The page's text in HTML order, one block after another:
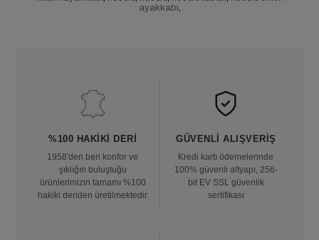
ayakkabı
%100 HAKIKI DERI
1958'den beri konfor ve
şıklığın buluştuğu
ürünlerimizin tamamı %100
hakiki deriden üretilmektedir
GÜVENLI ALIŞVERIŞ
Kredi kartı ödemelerinde
100% güvenli altyapı, 256-
bit EV SSL güvenlik
sertifikası